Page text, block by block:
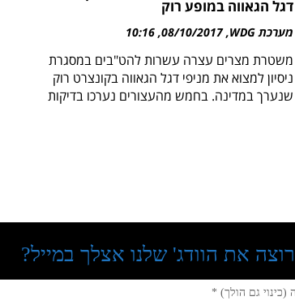
דגל הגאווה במופע רוק
מערכת WDG 08/10/2017
10:16
משטרת מצרים עצרה עשרות להט"בים במסגרת
ניסיון למצוא את מניפי דגל הגאווה בקונצרט רוק
שנערך במדינה. בחמש מהעצורים נערכו בדיקות